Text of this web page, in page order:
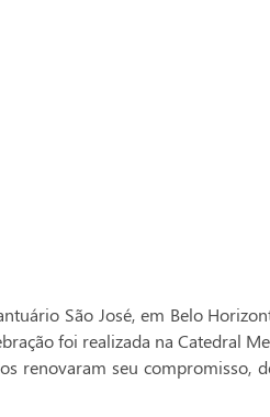
São José, em Belo
foi realizada na Catedral
renovaram seu compromisso,